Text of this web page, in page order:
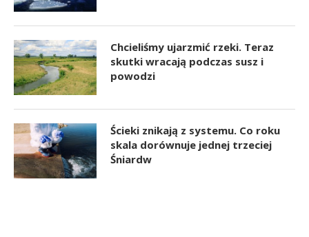
Chcieliśmy ujarzmić rzeki. Teraz
skutki wracają podczas susz i
powodzi
Ścieki znikają z systemu. Co roku
skala dorównuje jednej trzeciej
Śniardw